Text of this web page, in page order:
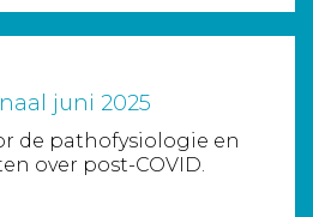
juni 2025
de pathofysiologie en
over post-COVID.